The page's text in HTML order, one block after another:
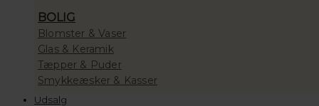
BOLIG
Blomster & Vaser
Glas & Keramik
Tæpper & Puder
Smykkeæsker & Kasser
Udsalg